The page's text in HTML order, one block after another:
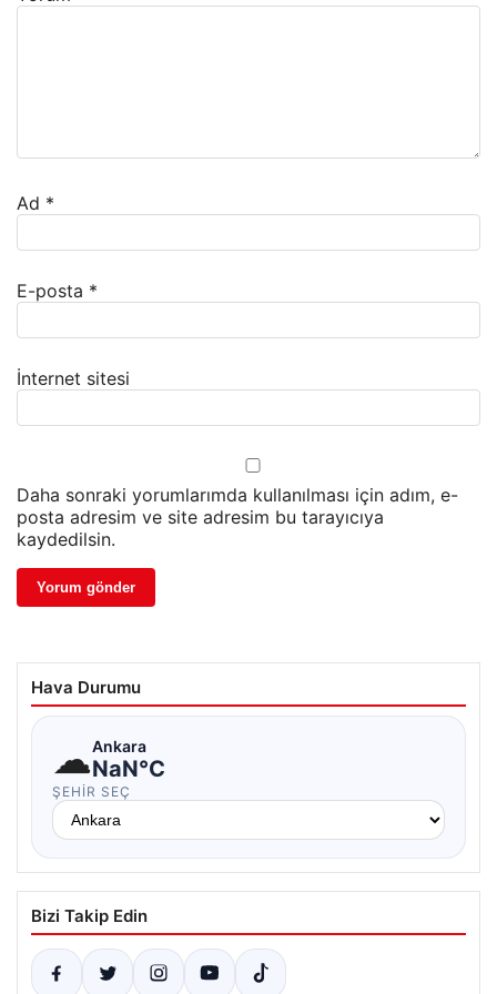
Ad *
E-posta *
İnternet sitesi
Daha sonraki yorumlarımda kullanılması için adım, e-
posta adresim ve site adresim bu tarayıcıya
kaydedilsin.
Hava Durumu
☁Ankara
NaN°C
ŞEHIR SEÇ
Bizi Takip Edin